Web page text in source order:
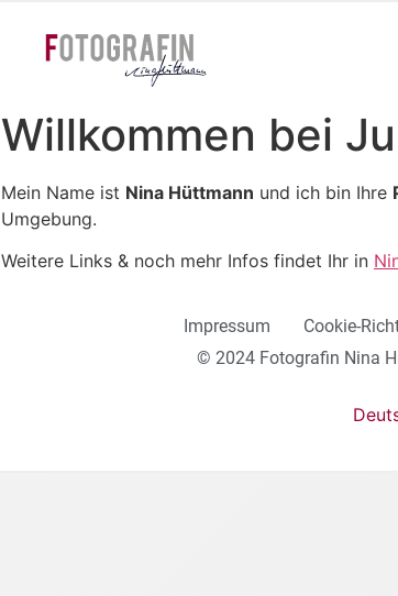
Willkommen bei
Mein Name ist Nina Hüttmann und ich bin Ihre
Umgebung.
Weitere Links & noch mehr Infos findet Ihr in
Impressum Cookie-
© 2024 Fotografin Nina